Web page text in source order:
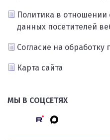
Политика в отношении
данных посетителей
Согласие на
Карта сайта
МЫ В СОЦСЕТЯХ